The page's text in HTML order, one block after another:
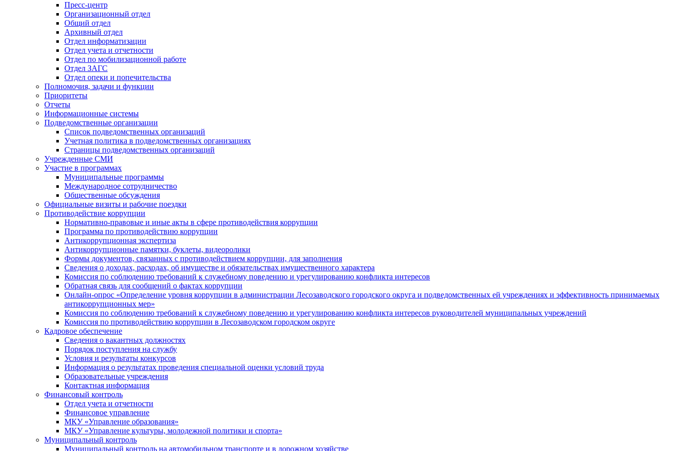
Пресс-центр
Организационный отдел
Общий отдел
Архивный отдел
Отдел информатизации
Отдел учета и отчетности
Отдел по мобилизационной работе
Отдел ЗАГС
Отдел опеки и попечительства
Полномочия, задачи и функции
Приоритеты
Отчеты
Информационные системы
Подведомственные организации
Список подведомственных организаций
Учетная политика в подведомственных организациях
Страницы подведомственных организаций
Учрежденные СМИ
Участие в программах
Муниципальные программы
Международное сотрудничество
Общественные обсуждения
Официальные визиты и рабочие поездки
Противодействие коррупции
Нормативно-правовые и иные акты в сфере противодействия коррупции
Программа по противодействию коррупции
Антикоррупционная экспертиза
Антикоррупционные памятки, буклеты, видеоролики
Формы документов, связанных с противодействием коррупции, для заполнения
Сведения о доходах, расходах, об имуществе и обязательствах имущественного характера
Комиссия по соблюдению требований к служебному поведению и урегулированию конфликта интересов
Обратная связь для сообщений о фактах коррупции
Онлайн-опрос «Определение уровня коррупции в администрации Лесозаводского городского округа и подведомственных ей учреждениях и эффективность принимаемых
антикоррупционных мер»
Комиссия по соблюдению требований к служебному поведению и урегулированию конфликта интересов руководителей муниципальных учреждений
Комиссия по противодействию коррупции в Лесозаводском городском округе
Кадровое обеспечение
Сведения о вакантных должностях
Порядок поступления на службу
Условия и результаты конкурсов
Информация о результатах проведения специальной оценки условий труда
Образовательные учреждения
Контактная информация
Финансовый контроль
Отдел учета и отчетности
Финансовое управление
МКУ «Управление образования»
МКУ «Управление культуры, молодежной политики и спорта»
Муниципальный контроль
Муниципальный контроль на автомобильном транспорте и в дорожном хозяйстве